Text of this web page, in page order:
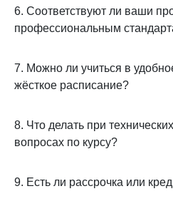
6. Соответствуют ли ваши
профессиональным
7. Можно ли учиться в
жёсткое расписание?
8. Что делать при
вопросах по курсу?
9. Есть ли рассрочка или